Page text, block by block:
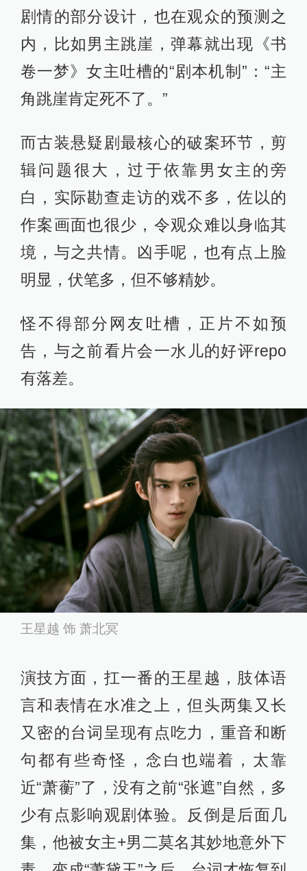
剧情的部分设计，也在观众的预测之
内，比如男主跳崖，弹幕就出现《书
卷一梦》女主吐槽的“剧本机制”：“主
角跳崖肯定死不了。”
而古装悬疑剧最核心的破案环节，剪
辑问题很大，过于依靠男女主的旁
白，实际勘查走访的戏不多，佐以的
作案画面也很少，令观众难以身临其
境，与之共情。凶手呢，也有点上脸
明显，伏笔多，但不够精妙。
怪不得部分网友吐槽，正片不如预
告，与之前看片会一水儿的好评repo
有落差。
王星越 饰 萧北冥
演技方面，扛一番的王星越，肢体语
言和表情在水准之上，但头两集又长
又密的台词呈现有点吃力，重音和断
句都有些奇怪，念白也端着，太靠
近“萧蘅”了，没有之前“张遮”自然，多
少有点影响观剧体验。反倒是后面几
集，他被女主+男二莫名其妙地意外下